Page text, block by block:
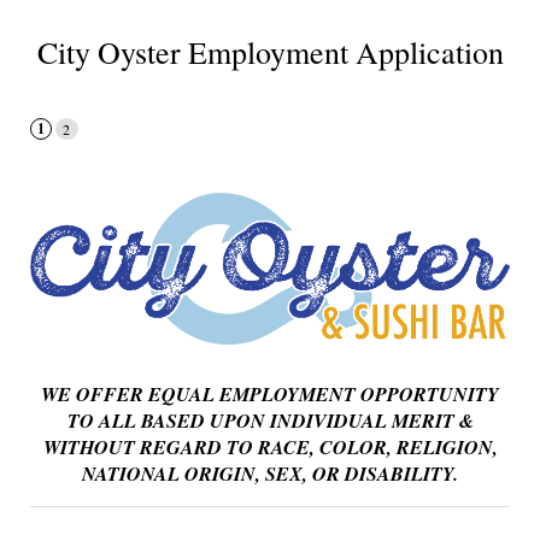
City Oyster Employment Application
WE OFFER EQUAL EMPLOYMENT OPPORTUNITY
TO ALL BASED UPON INDIVIDUAL MERIT &
WITHOUT REGARD TO RACE, COLOR, RELIGION,
NATIONAL ORIGIN, SEX, OR DISABILITY.